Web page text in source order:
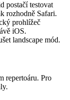
postačí testovat
rozhodně Safari.
prohlížeč
iOS.
landscape mód.
repertoáru. Pro